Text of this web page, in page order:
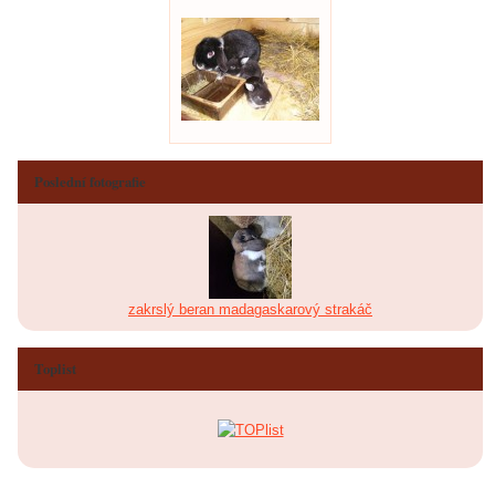
Poslední fotografie
zakrslý beran madagaskarový strakáč
Toplist